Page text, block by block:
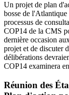
Un projet de plan
bosse de
processus de
COP14 de la CMS
dernière occasion
projet et de discuter
délibérations
COP14 examinera
Réunion des